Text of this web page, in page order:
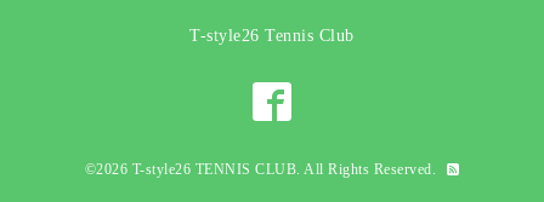
T-style26 Tennis Club
©2026 T-style26 TENNIS CLUB . All Rights Reserved.